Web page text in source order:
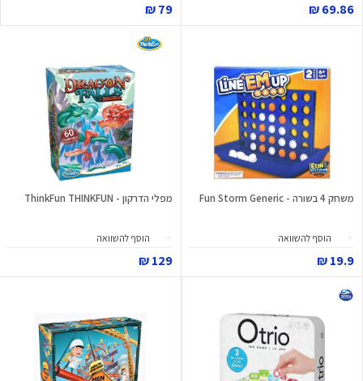
69.86 ₪
79 ₪
משחק 4 בשורה - Fun Storm Generic
הוסף להשוואה
19.9 ₪
מפלי הדרקון - ThinkFun THINKFUN
הוסף להשוואה
129 ₪